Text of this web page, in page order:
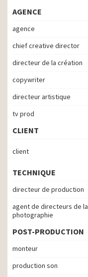
AGENCE
agence
chief creative director
directeur de la création
copywriter
directeur artistique
tv prod
CLIENT
client
TECHNIQUE
directeur de production
agent de directeurs de la
photographie
POST-PRODUCTION
monteur
production son